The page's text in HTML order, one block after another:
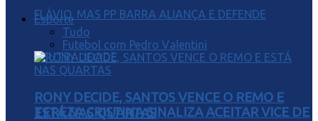
TEREZA CRISTINA SINALIZA ACEITAR VICE DE
Esporte
Tudo
Futebol com Pedro Valentini
RONY DECIDE, SANTOS VENCE O REMO E
ESTÁ NAS QUARTAS